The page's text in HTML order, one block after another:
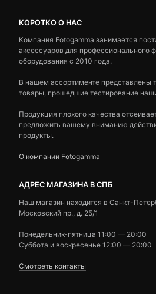
КОРОТКО О НАС
Компания Fotogamma занимается
аксессуаров для профессионального
оборудования с 2010 года.
В нашем ассортименте представлены
товары, прошедшие тестирование
Продукция плохого качества
предложить вашему вниманию
продукты.
О компании Fotogamma
АДРЕС МАГАЗИНА В СПБ
Наш магазин находится в Санкт-
Московский пр., д. 25/1
Понедельник-пятница 11:00 — 20:00
Суббота и воскресенье 12:00 — 20:00
Смотреть контакты